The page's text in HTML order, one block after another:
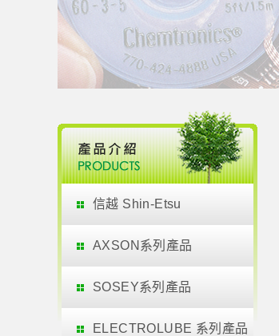
信越 Shin-Etsu
AXSON系列產品
SOSEY系列產品
ELECTROLUBE 系列產品